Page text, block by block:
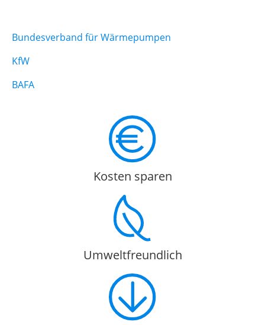
Bundesverband für Wärmepumpen
KfW
BAFA
Kosten sparen
Umweltfreundlich